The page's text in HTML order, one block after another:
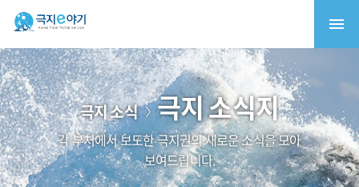
극지 소식 극지 소식지
각 부처에서 보도한 극지권의 새로운 소식을 모아
보여드립니다.